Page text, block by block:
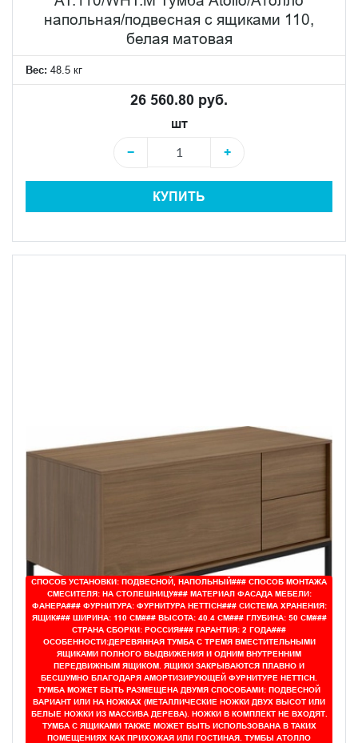
напольная/подвесная с ящиками 110,
белая матовая
Вес: 48.5 кг
26 560.80 руб.
шт
−
+
КУПИТЬ
СПОСОБ УСТАНОВКИ: ПОДВЕСНОЙ, НАПОЛЬНЫЙ### СПОСОБ МОНТАЖА
СМЕСИТЕЛЯ: НА СТОЛЕШНИЦУ### МАТЕРИАЛ ФАСАДА МЕБЕЛИ:
ФАНЕРА### ФУРНИТУРА: ФУРНИТУРА HETTICH### СИСТЕМА ХРАНЕНИЯ:
ЯЩИК### ШИРИНА: 110 СМ### ВЫСОТА: 40.4 СМ### ГЛУБИНА: 50 СМ###
СТРАНА СБОРКИ: РОССИЯ### ГАРАНТИЯ: 2 ГОДА###
ОСОБЕННОСТИ:ДЕРЕВЯННАЯ ТУМБА С ТРЕМЯ ВМЕСТИТЕЛЬНЫМИ
ЯЩИКАМИ ПОЛНОГО ВЫДВИЖЕНИЯ И ОДНИМ ВНУТРЕННИМ
ПЕРЕДВИЖНЫМ ЯЩИКОМ. ЯЩИКИ ЗАКРЫВАЮТСЯ ПЛАВНО И
БЕСШУМНО БЛАГОДАРЯ АМОРТИЗИРУЮЩЕЙ ФУРНИТУРЕ HETTICH.
ТУМБА МОЖЕТ БЫТЬ РАЗМЕЩЕНА ДВУМЯ СПОСОБАМИ: ПОДВЕСНОЙ
ВАРИАНТ ИЛИ НА НОЖКАХ (МЕТАЛЛИЧЕСКИЕ НОЖКИ ДВУХ ВЫСОТ ИЛИ
БЕЛЫЕ НОЖКИ ИЗ МАССИВА ДЕРЕВА). НОЖКИ В КОМПЛЕКТ НЕ ВХОДЯТ.
ТУМБА С ЯЩИКАМИ ТАКЖЕ МОЖЕТ БЫТЬ ИСПОЛЬЗОВАНА В ТАКИХ
ПОМЕЩЕНИЯХ КАК ПРИХОЖАЯ ИЛИ ГОСТИНАЯ. ТУМБЫ АТОЛЛО